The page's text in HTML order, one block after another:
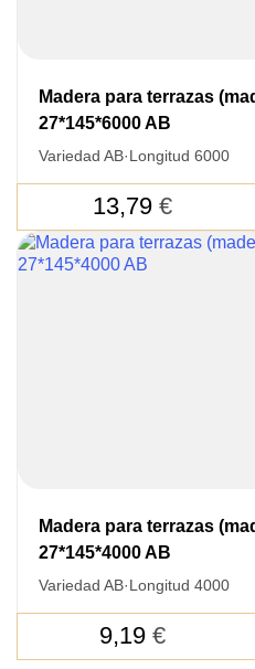
Madera para terrazas
27*145*6000 AB
Variedad AB·Longitud 6000
13,79 €
Madera para terrazas
27*145*4000 AB
Variedad AB·Longitud 4000
9,19 €
DEJE SU
DATOS PARA